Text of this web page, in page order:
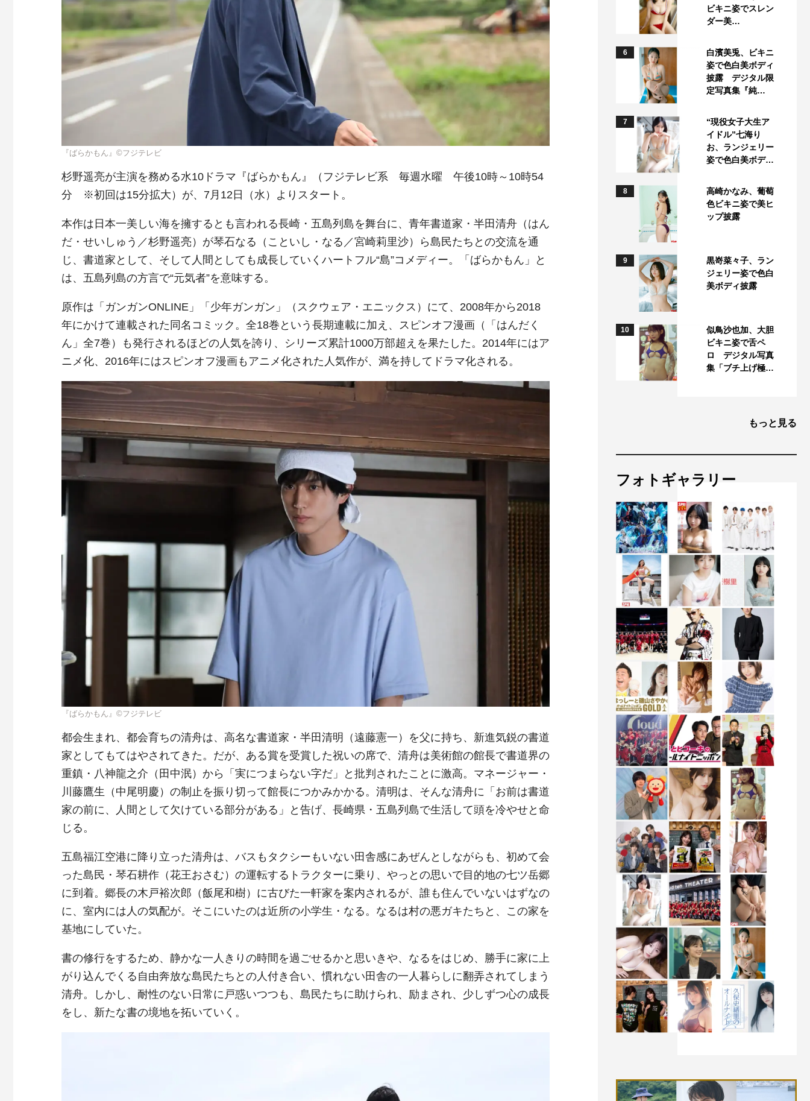
『ばらかもん』©フジテレビ
杉野遥亮が主演を務める水10ドラマ『ばらかもん』（フジテレビ系 毎週水曜 午後10時～10時54
分 ※初回は15分拡大）が、7月12日（水）よりスタート。
本作は日本一美しい海を擁するとも言われる長崎・五島列島を舞台に、青年書道家・半田清舟（はん
だ・せいしゅう／杉野遥亮）が琴石なる（こといし・なる／宮崎莉里沙）ら島民たちとの交流を通
じ、書道家として、そして人間としても成長していくハートフル“島”コメディー。「ばらかもん」と
は、五島列島の方言で“元気者”を意味する。
原作は「ガンガンONLINE」「少年ガンガン」（スクウェア・エニックス）にて、2008年から2018
年にかけて連載された同名コミック。全18巻という長期連載に加え、スピンオフ漫画（「はんだく
ん」全7巻）も発行されるほどの人気を誇り、シリーズ累計1000万部超えを果たした。2014年にはア
ニメ化、2016年にはスピンオフ漫画もアニメ化された人気作が、満を持してドラマ化される。
『ばらかもん』©フジテレビ
都会生まれ、都会育ちの清舟は、高名な書道家・半田清明（遠藤憲一）を父に持ち、新進気鋭の書道
家としてもてはやされてきた。だが、ある賞を受賞した祝いの席で、清舟は美術館の館長で書道界の
重鎮・八神龍之介（田中泯）から「実につまらない字だ」と批判されたことに激高。マネージャー・
川藤鷹生（中尾明慶）の制止を振り切って館長につかみかかる。清明は、そんな清舟に「お前は書道
家の前に、人間として欠けている部分がある」と告げ、長崎県・五島列島で生活して頭を冷やせと命
じる。
五島福江空港に降り立った清舟は、バスもタクシーもいない田舎感にあぜんとしながらも、初めて会
った島民・琴石耕作（花王おさむ）の運転するトラクターに乗り、やっとの思いで目的地の七ツ岳郷
に到着。郷長の木戸裕次郎（飯尾和樹）に古びた一軒家を案内されるが、誰も住んでいないはずなの
に、室内には人の気配が。そこにいたのは近所の小学生・なる。なるは村の悪ガキたちと、この家を
基地にしていた。
書の修行をするため、静かな一人きりの時間を過ごせるかと思いきや、なるをはじめ、勝手に家に上
がり込んでくる自由奔放な島民たちとの人付き合い、慣れない田舎の一人暮らしに翻弄されてしまう
清舟。しかし、耐性のない日常に戸惑いつつも、島民たちに助けられ、励まされ、少しずつ心の成長
をし、新たな書の境地を拓いていく。
ビキニ姿でスレン
ダー美…
6
白濱美兎、ビキニ
姿で色白美ボディ
披露 デジタル限
定写真集『純…
7
“現役女子大生ア
イドル”七海り
お、ランジェリー
姿で色白美ボデ…
8
高崎かなみ、葡萄
色ビキニ姿で美ヒ
ップ披露
9
黒嵜菜々子、ラン
ジェリー姿で色白
美ボディ披露
10
似鳥沙也加、大胆
ビキニ姿で舌ペ
ロ デジタル写真
集「ブチ上げ極…
もっと見る
フォトギャラリー